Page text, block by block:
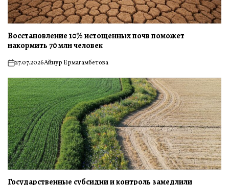
Восстановление 10% истощенных почв поможет
накормить 70 млн человек
on27.07.2026Айнур Ермагамбетова
Государственные субсидии и контроль замедлили